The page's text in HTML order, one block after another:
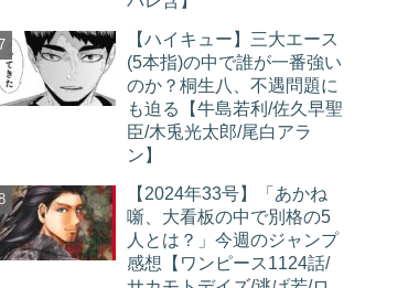
【ハイキュー】三大エース
(5本指)の中で誰が一番強い
のか？桐生八、不遇問題に
も迫る【牛島若利/佐久早聖
臣/木兎光太郎/尾白アラ
ン】
【2024年33号】「あかね
噺、大看板の中で別格の5
人とは？」今週のジャンプ
感想【ワンピース1124話/